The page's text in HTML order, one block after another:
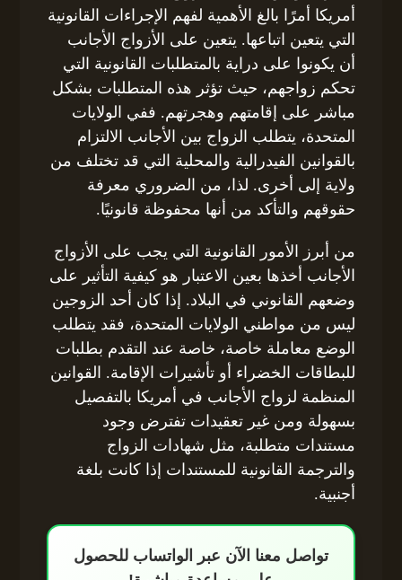
أمريكا أمرًا بالغ الأهمية لفهم الإجراءات القانونية
التي يتعين اتباعها. يتعين على الأزواج الأجانب
أن يكونوا على دراية بالمتطلبات القانونية التي
تحكم زواجهم، حيث تؤثر هذه المتطلبات بشكل
مباشر على إقامتهم وهجرتهم. ففي الولايات
المتحدة، يتطلب الزواج بين الأجانب الالتزام
بالقوانين الفيدرالية والمحلية التي قد تختلف من
ولاية إلى أخرى. لذا، من الضروري معرفة
حقوقهم والتأكد من أنها محفوظة قانونيًا.
من أبرز الأمور القانونية التي يجب على الأزواج
الأجانب أخذها بعين الاعتبار هو كيفية التأثير على
وضعهم القانوني في البلاد. إذا كان أحد الزوجين
ليس من مواطني الولايات المتحدة، فقد يتطلب
الوضع معاملة خاصة، خاصة عند التقدم بطلبات
للبطاقات الخضراء أو تأشيرات الإقامة. القوانين
المنظمة لزواج الأجانب في أمريكا بالتفصيل
بسهولة ومن غير تعقيدات تفترض وجود
مستندات متطلبة، مثل شهادات الزواج
والترجمة القانونية للمستندات إذا كانت بلغة
أجنبية.
تواصل معنا الآن عبر الواتساب للحصول